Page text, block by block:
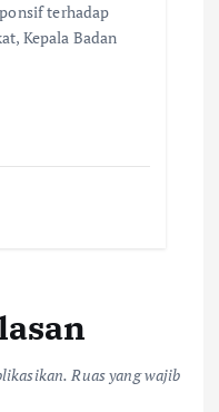
terhadap
Kepala Badan
Ruas yang wajib